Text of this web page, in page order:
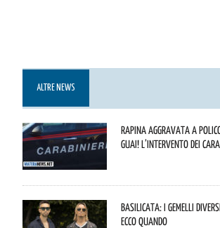
ALTRE NEWS
Rapina aggravata a
guai! L’intervento dei
Basilicata: i Gemelli
Ecco quando